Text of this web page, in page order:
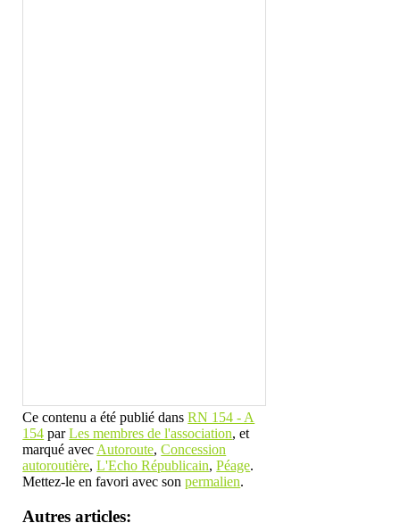
Ce contenu a été publié dansRN 154 - A
154 parLes membres de l'association, et
marqué avec Autoroute,Concession
autoroutière,L'Echo Républicain,Péage.
Mettez-le en favori avec sonpermalien.
Autres articles: